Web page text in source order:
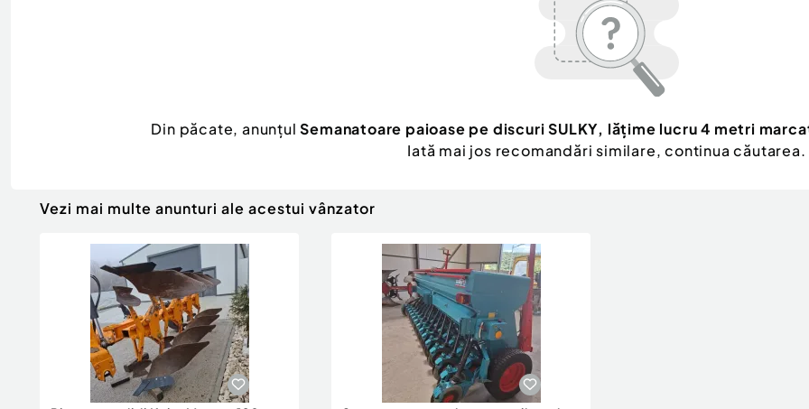
Din păcate, anunțulSemanatoare paioase pe discuri SULKY, lățime lucru 4 metri
Iată mai jos recomandări similare, continua căutarea.
Vezi mai multe anunturi ale acestui vânzator